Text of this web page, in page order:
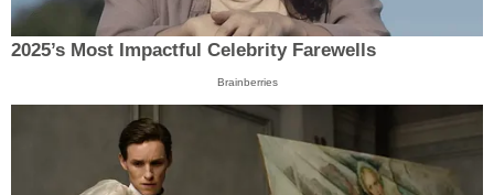
2025’s Most Impactful Celebrity Farewells
Brainberries